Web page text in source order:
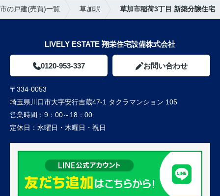
の戸建(売買)一覧 草加駅 草加市稲荷3丁目 新築分譲住宅
LIVELY ESTATE 翔栄住宅設備株式会社
0120-953-337 お問い合わせ
〒334-0053
埼玉県川口市大字安行吉蔵47-1 タクラマンション 105
営業時間： 9：00～18：00
定休日： 水曜日・木曜日・祝日